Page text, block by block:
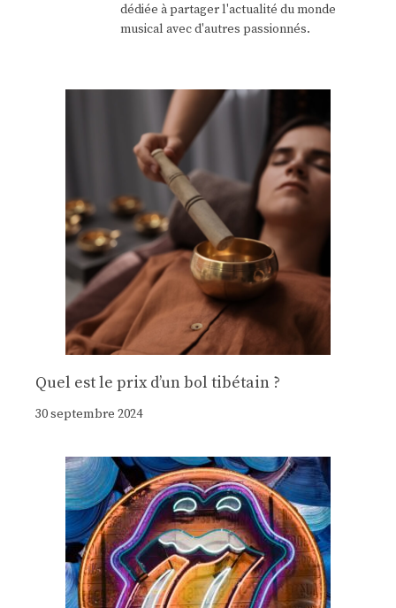
dédiée à partager l'actualité du monde
musical avec d'autres passionnés.
Quel est le prix d’un bol tibétain ?
30 septembre 2024